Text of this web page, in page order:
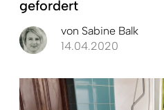
gefordert
von Sabine Balk
14.04.2020